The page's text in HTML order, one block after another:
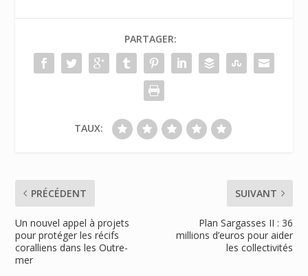
PARTAGER:
TAUX:
PRÉCÉDENT
Un nouvel appel à projets
pour protéger les récifs
coralliens dans les Outre-
mer
SUIVANT
Plan Sargasses II : 36
millions d’euros pour aider
les collectivités